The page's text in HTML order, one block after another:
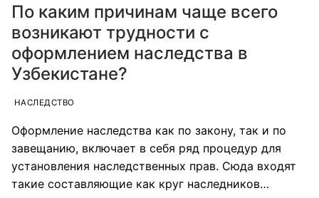
По каким причинам чаще всего
возникают трудности с
оформлением наследства в
Узбекистане?
НАСЛЕДСТВО
Оформление наследства как по закону, так и по
завещанию, включает в себя ряд процедур для
установления наследственных прав. Сюда входят
такие составляющие как круг наследников…